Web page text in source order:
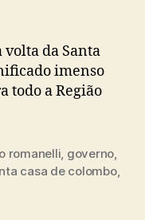
da Santa
imenso
todo a Região
romanelli, governo,
casa de colombo,